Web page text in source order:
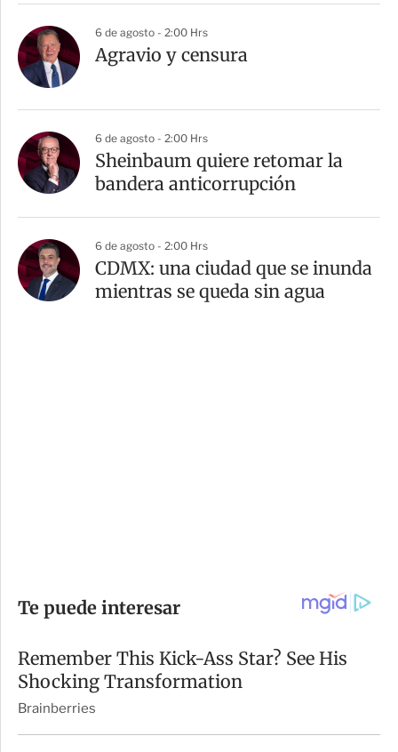
6 de agosto - 2:00 Hrs
Agravio y censura
6 de agosto - 2:00 Hrs
Sheinbaum quiere retomar la
bandera anticorrupción
6 de agosto - 2:00 Hrs
CDMX: una ciudad que se inunda
mientras se queda sin agua